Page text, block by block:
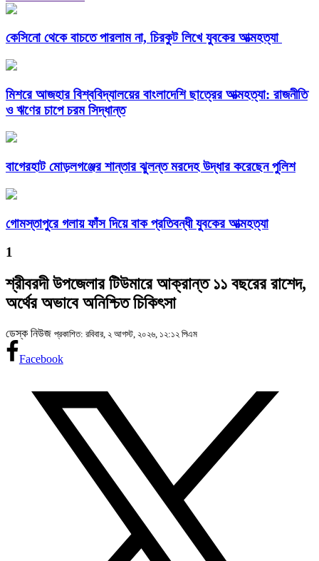
কেসিনো থেকে বাচতে পারলাম না, চিরকুট লিখে যুবকের আত্মহত্যা
মিশরে আজহার বিশ্ববিদ্যালয়ের বাংলাদেশি ছাত্রের আত্মহত্যা: রাজনীতি
ও ঋণের চাপে চরম সিদ্ধান্ত
বাগেরহাট মোড়লগঞ্জের শান্তার ঝুলন্ত মরদেহ উদ্ধার করেছেন পুলিশ
গোমস্তাপুরে গলায় ফাঁস দিয়ে বাক প্রতিবন্ধী যুবকের আত্মহত্যা
1
শ্রীবরদী উপজেলার টিউমারে আক্রান্ত ১১ বছরের রাশেদ,
অর্থের অভাবে অনিশ্চিত চিকিৎসা
ডেস্ক নিউজ প্রকাশিত: রবিবার, ২ আগস্ট, ২০২৬, ১২:১২ পিএম
Facebook